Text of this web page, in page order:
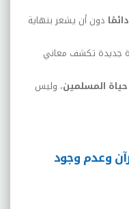
دون أن يشعر بنهاية
جديدة تكشف معاني
المسلمين، وليس
وعدم وجود